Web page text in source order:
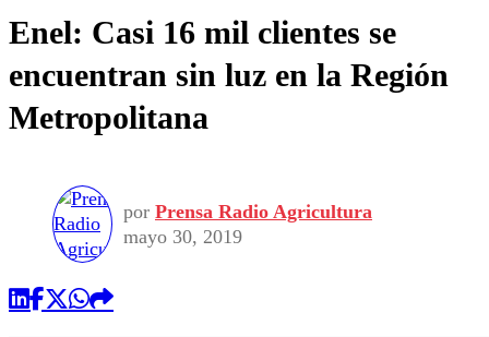
Frecuencias
Agricultura TV
Deportes
Colo Colo
Seleccion Chilena
Torneo Internacional
Entretención
Economía
Internacional
Publicaciones en medios
Opinión
Programas
Enel: Casi 16 mil clientes se
encuentran sin luz en la Región
Metropolitana
por Prensa Radio Agricultura
mayo 30, 2019